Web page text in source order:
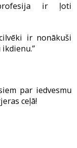
ir ļoti
ir nonākuši
par iedvesmu
ceļā!